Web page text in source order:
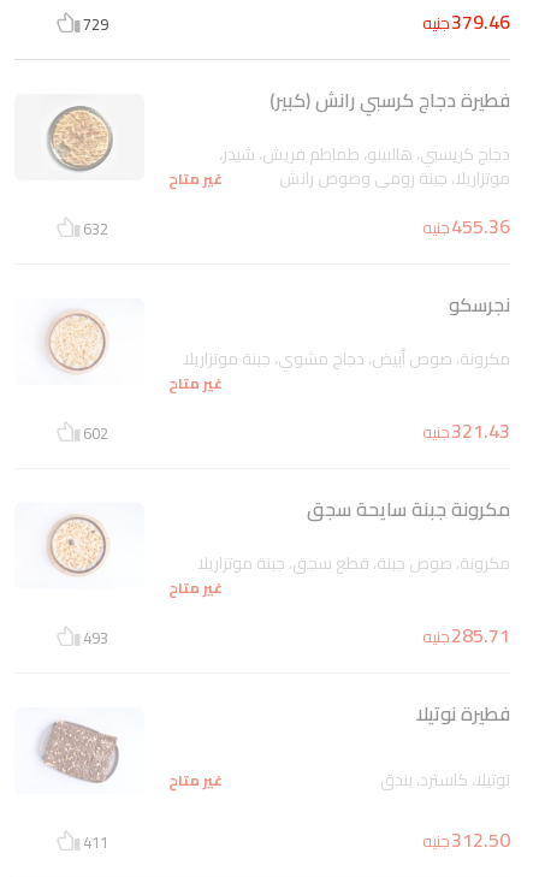
379.46جنيه 729
فطيرة دجاج كرسبي رانش (كبير)
دجاج كريسبي، هالبينو، طماطم فريش، شيدر،
موتزاريلا، جبنة رومي وصوص رانش غير متاح
455.36جنيه 632
نجرسكو
مكرونة، صوص أبيض، دجاج مشوي، جبنة موتزاريلا
غير متاح
321.43جنيه 602
مكرونة جبنة سايحة سجق
مكرونة، صوص جبنة، قطع سجق، جبنة موتزاريلا
غير متاح
285.71جنيه 493
فطيرة نوتيلا
نوتيلا، كاسترد، بندق غير متاح
312.50جنيه 411